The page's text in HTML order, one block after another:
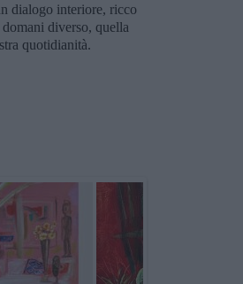
dialogo interiore, ricco
diverso, quella
quotidianità.